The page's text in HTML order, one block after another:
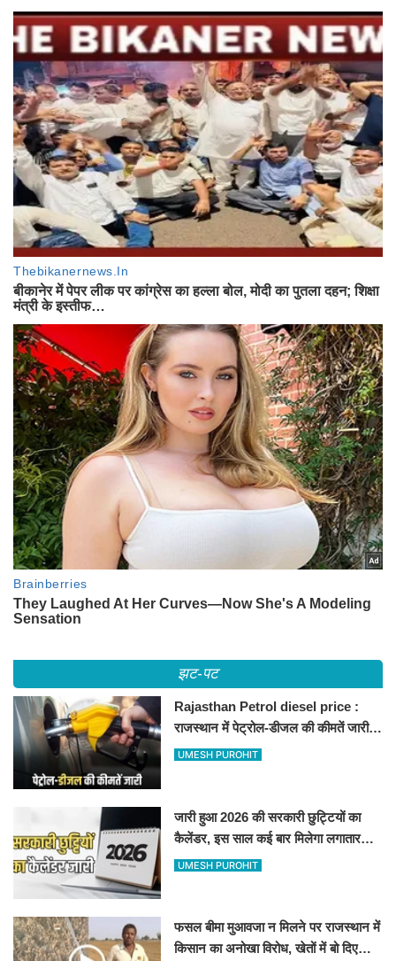
झट-पट
Rajasthan Petrol diesel price :
राजस्थान में पेट्रोल-डीजल की कीमतें जारी,
जानिए बीकानेर समेत पुरे प्रदेश में नए रेट
UMESH PUROHIT
जारी हुआ 2026 की सरकारी छुट्टियों का
कैलेंडर, इस साल कई बार मिलेगा लगातार
अवकाश, देखें
UMESH PUROHIT
फसल बीमा मुआवजा न मिलने पर राजस्थान में
किसान का अनोखा विरोध, खेतों में बो दिए